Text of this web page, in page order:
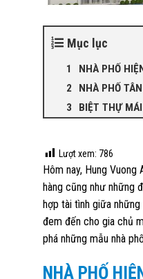
Mục lục
NHÀ PHỐ
NHÀ PHỐ
BIỆT THỰ
Lượt xem: 786
Hôm nay, Hung
hàng cũng như những
hợp tài tình giữa
đem đến cho gia chủ
phá những mẫu nhà
NHÀ PHỐ